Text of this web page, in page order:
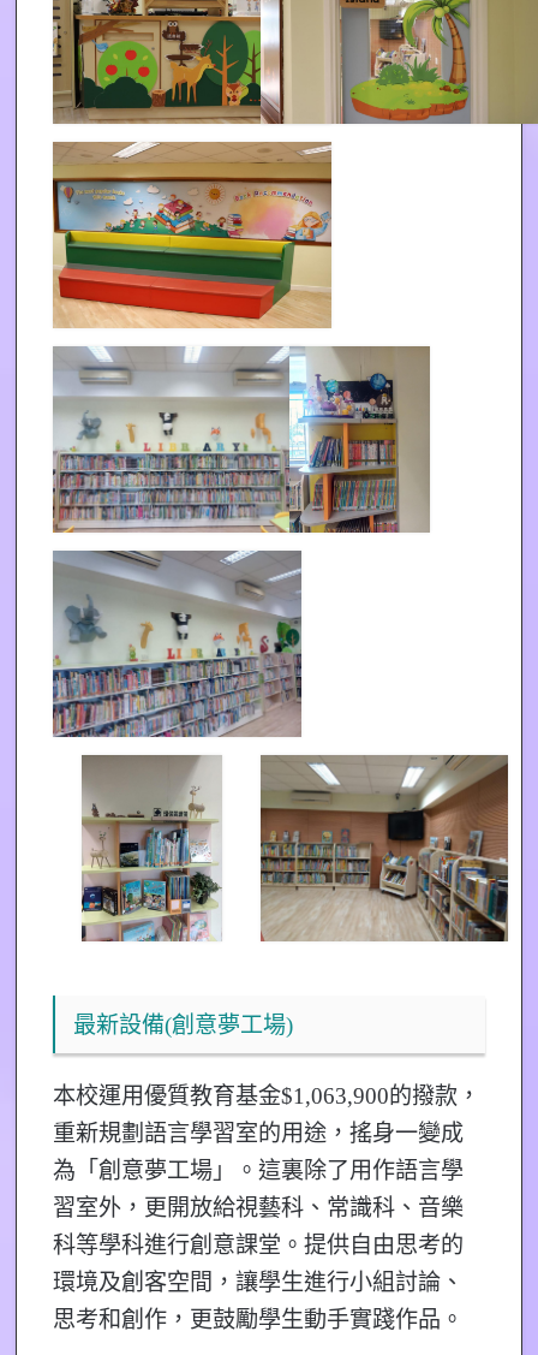
最新設備(創意夢工場)
本校運用優質教育基金$1,063,900的撥款，
重新規劃語言學習室的用途，搖身一變成
為「創意夢工場」。這裏除了用作語言學
習室外，更開放給視藝科、常識科、音樂
科等學科進行創意課堂。提供自由思考的
環境及創客空間，讓學生進行小組討論、
思考和創作，更鼓勵學生動手實踐作品。